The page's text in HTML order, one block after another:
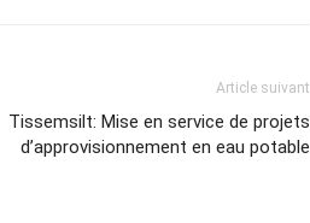
Article suivant
Tissemsilt: Mise en service de projets
d’approvisionnement en eau potable